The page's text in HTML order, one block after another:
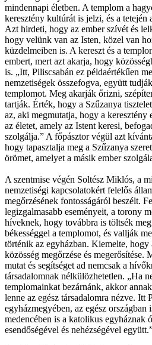
mindennapi életben. A templom a
keresztény kultúrát is jelzi, és a tetején
Azt hirdeti, hogy az ember szívét és
hogy velünk van az Isten, közel van
küzdelmeiben is. A kereszt és a
embert, mert azt akarja, hogy
is. „Itt, Piliscsabán ez példaértékűen
nemzetiségek összefogva, együtt
templomot. Meg akarják őrizni,
tartják. Érték, hogy a Szűzanya
az, aki megmutatja, hogy a
az életet, amely az Istent keresi,
szolgálja.” A főpásztor végül azt
hogy tapasztalja meg a Szűzanya
örömet, amelyet a másik ember
A szentmise végén Soltész Miklós, a
nemzetiségi kapcsolatokért felelős
megőrzésének fontosságáról beszélt.
legizgalmasabb eseményeit, a torony
híveknek, hogy továbbra is töltsék
békességgel a templomot, és vallják
történik az egyházban. Kiemelte, hogy
közösség megőrzése és megerősítése.
mutat és segítséget ad nemcsak a
társadalomnak nélkülözhetetlen. „Ha
templomainkat bezárnánk, akkor
lenne az egész társadalomra nézve. Itt
egyházmegyében, az egész országban
medencében is a katolikus egyháznak
esendőségével és nehézségével